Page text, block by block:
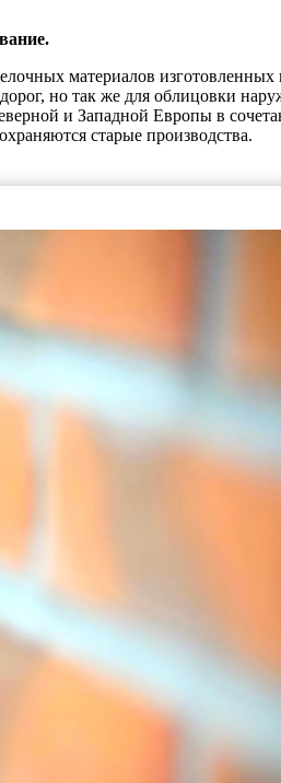
материалов
но так же для облицовки
и Западной Европы в
старые производства.